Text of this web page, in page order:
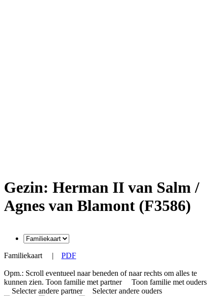
Gezin: Herman II van Salm /
Agnes van Blamont (F3586)
Familiekaart | PDF
Opm.: Scroll eventueel naar beneden of naar rechts om alles te
kunnen zien. Toon familie met partner
Toon familie met ouders
Selecter andere partner
Selecter andere ouders